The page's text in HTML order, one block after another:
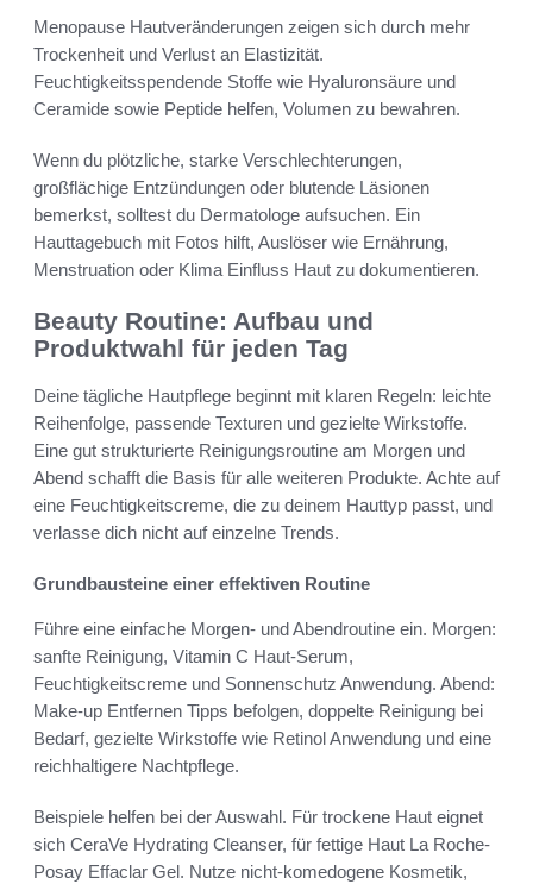
Menopause Hautveränderungen zeigen sich durch mehr
Trockenheit und Verlust an Elastizität.
Feuchtigkeitsspendende Stoffe wie Hyaluronsäure und
Ceramide sowie Peptide helfen, Volumen zu bewahren.
Wenn du plötzliche, starke Verschlechterungen,
großflächige Entzündungen oder blutende Läsionen
bemerkst, solltest du Dermatologe aufsuchen. Ein
Hauttagebuch mit Fotos hilft, Auslöser wie Ernährung,
Menstruation oder Klima Einfluss Haut zu dokumentieren.
Beauty Routine: Aufbau und
Produktwahl für jeden Tag
Deine tägliche Hautpflege beginnt mit klaren Regeln: leichte
Reihenfolge, passende Texturen und gezielte Wirkstoffe.
Eine gut strukturierte Reinigungsroutine am Morgen und
Abend schafft die Basis für alle weiteren Produkte. Achte auf
eine Feuchtigkeitscreme, die zu deinem Hauttyp passt, und
verlasse dich nicht auf einzelne Trends.
Grundbausteine einer effektiven Routine
Führe eine einfache Morgen- und Abendroutine ein. Morgen:
sanfte Reinigung, Vitamin C Haut-Serum,
Feuchtigkeitscreme und Sonnenschutz Anwendung. Abend:
Make-up Entfernen Tipps befolgen, doppelte Reinigung bei
Bedarf, gezielte Wirkstoffe wie Retinol Anwendung und eine
reichhaltigere Nachtpflege.
Beispiele helfen bei der Auswahl. Für trockene Haut eignet
sich CeraVe Hydrating Cleanser, für fettige Haut La Roche-
Posay Effaclar Gel. Nutze nicht-komedogene Kosmetik,